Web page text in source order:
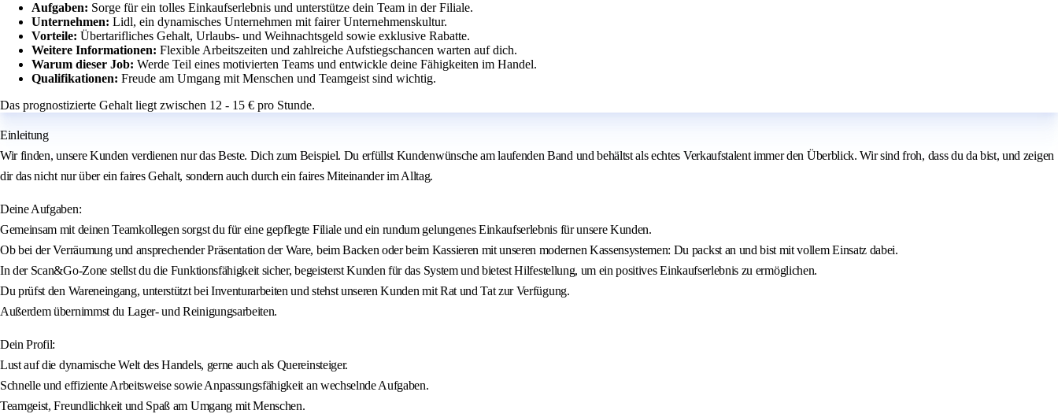
Aufgaben: Sorge für ein tolles Einkaufserlebnis und unterstütze dein Team in der Filiale.
Unternehmen: Lidl, ein dynamisches Unternehmen mit fairer Unternehmenskultur.
Vorteile: Übertarifliches Gehalt, Urlaubs- und Weihnachtsgeld sowie exklusive Rabatte.
Weitere Informationen: Flexible Arbeitszeiten und zahlreiche Aufstiegschancen warten auf dich.
Warum dieser Job: Werde Teil eines motivierten Teams und entwickle deine Fähigkeiten im Handel.
Qualifikationen: Freude am Umgang mit Menschen und Teamgeist sind wichtig.
Das prognostizierte Gehalt liegt zwischen 12 - 15 € pro Stunde.
Einleitung
Wir finden, unsere Kunden verdienen nur das Beste. Dich zum Beispiel. Du erfüllst Kundenwünsche am laufenden Band und behältst als echtes Verkaufstalent immer den Überblick. Wir sind froh, dass du da bist, und zeigen
dir das nicht nur über ein faires Gehalt, sondern auch durch ein faires Miteinander im Alltag.
Deine Aufgaben:
Gemeinsam mit deinen Teamkollegen sorgst du für eine gepflegte Filiale und ein rundum gelungenes Einkaufserlebnis für unsere Kunden.
Ob bei der Verräumung und ansprechender Präsentation der Ware, beim Backen oder beim Kassieren mit unseren modernen Kassensystemen: Du packst an und bist mit vollem Einsatz dabei.
In der Scan&Go-Zone stellst du die Funktionsfähigkeit sicher, begeisterst Kunden für das System und bietest Hilfestellung, um ein positives Einkaufserlebnis zu ermöglichen.
Du prüfst den Wareneingang, unterstützt bei Inventurarbeiten und stehst unseren Kunden mit Rat und Tat zur Verfügung.
Außerdem übernimmst du Lager- und Reinigungsarbeiten.
Dein Profil:
Lust auf die dynamische Welt des Handels, gerne auch als Quereinsteiger.
Schnelle und effiziente Arbeitsweise sowie Anpassungsfähigkeit an wechselnde Aufgaben.
Teamgeist, Freundlichkeit und Spaß am Umgang mit Menschen.